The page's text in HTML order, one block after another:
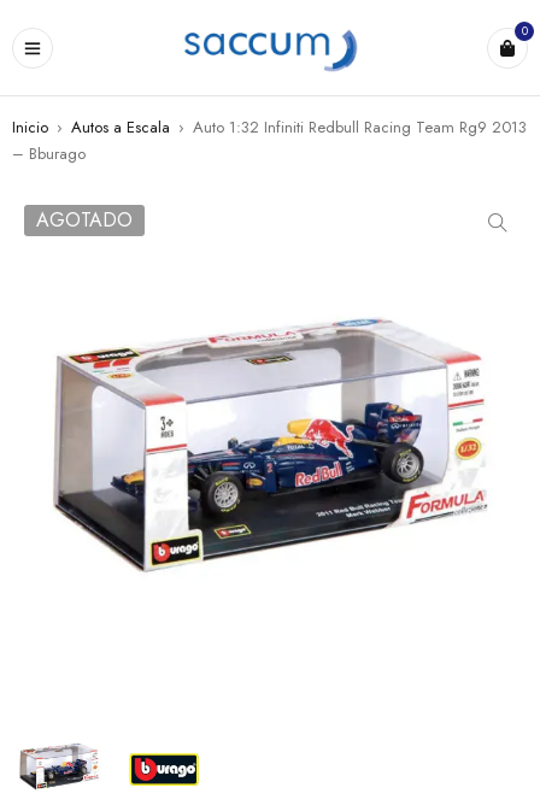
0
Inicio › Autos a Escala › Auto 1:32 Infiniti Redbull Racing Team Rg9 2013
– Bburago
AGOTADO